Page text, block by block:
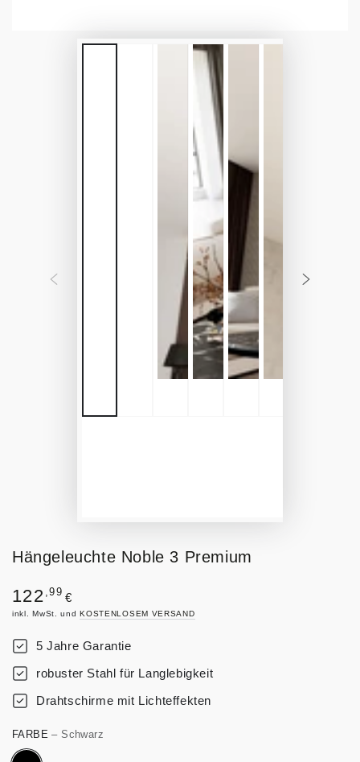
Hängeleuchte Noble 3 Premium
Regulärer
Preis
122 ,99 €
inkl. MwSt. undKOSTENLOSEM VERSAND
5 Jahre Garantie
robuster Stahl für Langlebigkeit
Drahtschirme mit Lichteffekten
FARBE– Schwarz